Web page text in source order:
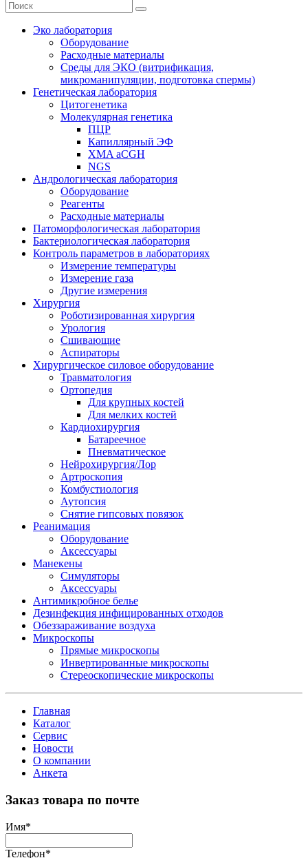
Эко лаборатория
Оборудование
Расходные материалы
Среды для ЭКО (витрификация,
микроманипуляции, подготовка спермы)
Генетическая лаборатория
Цитогенетика
Молекулярная генетика
ПЦР
Капиллярный ЭФ
XMA aCGH
NGS
Андрологическая лаборатория
Оборудование
Реагенты
Расходные материалы
Патоморфологическая лаборатория
Бактериологическая лаборатория
Контроль параметров в лабораториях
Измерение температуры
Измерение газа
Другие измерения
Хирургия
Роботизированная хирургия
Урология
Сшивающие
Аспираторы
Хирургическое силовое оборудование
Травматология
Ортопедия
Для крупных костей
Для мелких костей
Кардиохирургия
Батареечное
Пневматическое
Нейрохирургия/Лор
Артроскопия
Комбустиология
Аутопсия
Снятие гипсовых повязок
Реанимация
Оборудование
Аксессуары
Манекены
Симуляторы
Аксессуары
Антимикробное белье
Дезинфекция инфицированных отходов
Обеззараживание воздуха
Микроскопы
Прямые микроскопы
Инвертированные микроскопы
Стереоскопические микроскопы
Главная
Каталог
Сервис
Новости
О компании
Анкета
Заказ товара по почте
Имя*
Телефон*